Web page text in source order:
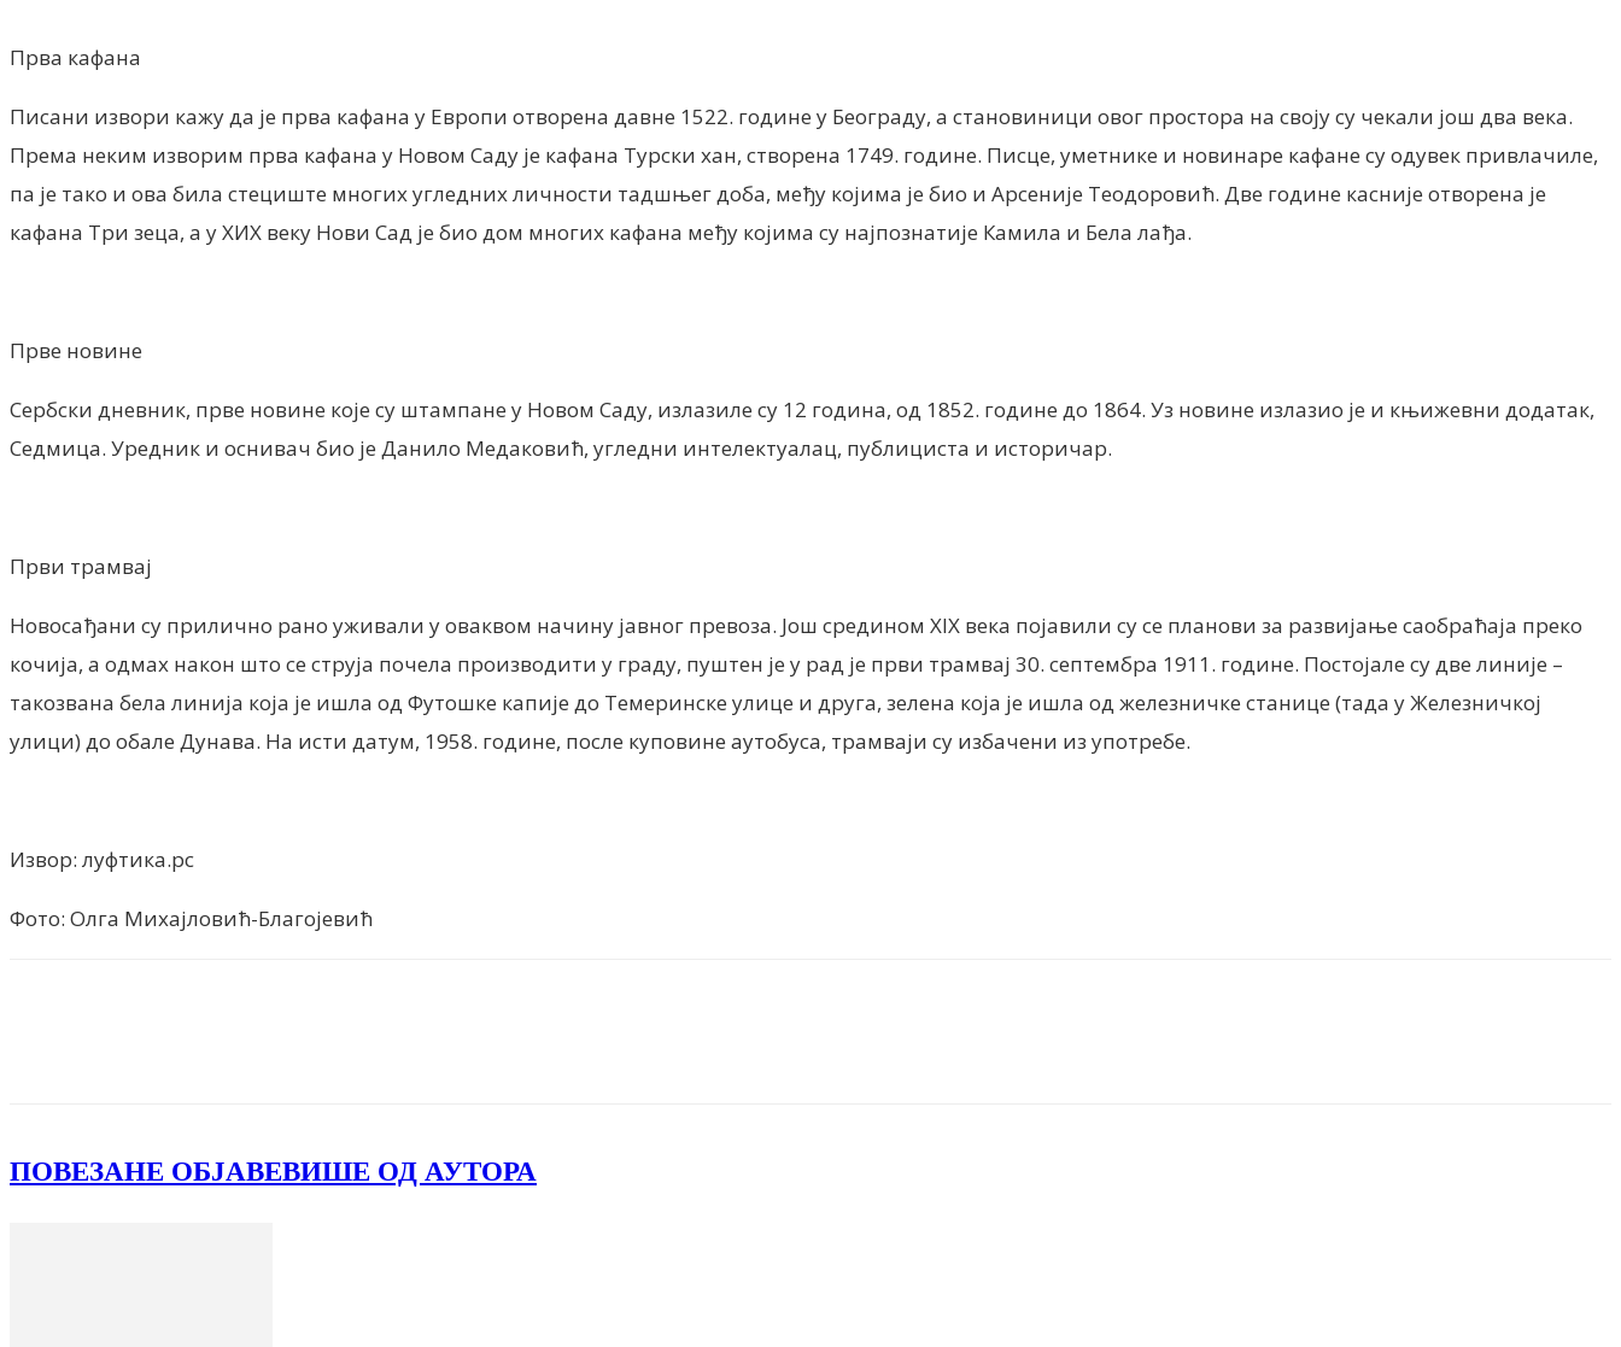
Прва кафана
Писани извори кажу да је прва кафана у Европи отворена давне 1522. године у Београду, а становиници овог простора на своју су чекали још два века.
Према неким изворим прва кафана у Новом Саду је кафана Турски хан, створена 1749. године. Писце, уметнике и новинаре кафане су одувек привлачиле,
па је тако и ова била стециште многих угледних личности тадшњег доба, међу којима је био и Арсеније Теодоровић. Две године касније отворена је
кафана Три зеца, а у XИX веку Нови Сад је био дом многих кафана међу којима су најпознатије Камила и Бела лађа.
Прве новине
Сербски дневник, прве новине које су штампане у Новом Саду, излазиле су 12 година, од 1852. године до 1864. Уз новине излазио је и књижевни додатак,
Седмица. Уредник и оснивач био је Данило Медаковић, угледни интелектуалац, публициста и историчар.
Први трамвај
Новосађани су прилично рано уживали у оваквом начину јавног превоза. Још средином XIX века појавили су се планови за развијање саобраћаја преко
кочија, а одмах након што се струја почела производити у граду, пуштен је у рад је први трамвај 30. септембра 1911. године. Постојале су две линије –
такозвана бела линија која је ишла од Футошке капије до Темеринске улице и друга, зелена која је ишла од железничке станице (тада у Железничкој
улици) до обале Дунава. На исти датум, 1958. године, после куповине аутобуса, трамваји су избачени из употребе.
Извор: луфтика.рс
Фото: Олга Михајловић-Благојевић
ПОВЕЗАНЕ ОБЈАВЕВИШЕ ОД АУТОРА